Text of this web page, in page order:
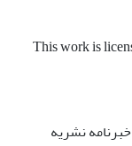
This work is
نشریه